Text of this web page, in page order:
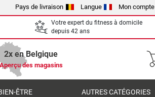
Pays de livraison Langue Mon compte
Votre expert du fitness à domicile
depuis 42 ans
2x en Belgique
des magasins
ÊTRE AUTRES CATÉGORIES